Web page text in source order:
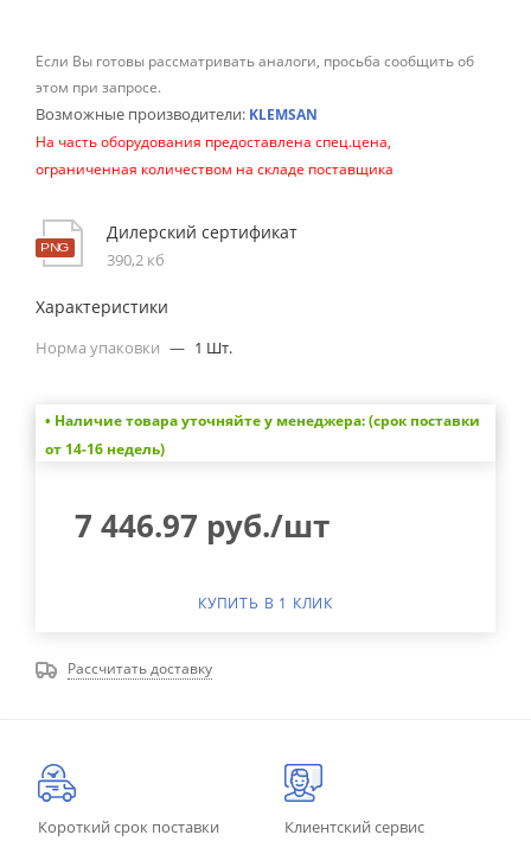
Если Вы готовы рассматривать аналоги, просьба сообщить об
этом при запросе.
Возможные производители: KLEMSAN
На часть оборудования предоставлена спец.цена,
ограниченная количеством на складе поставщика
Дилерский сертификат
390,2 кб
Характеристики
Норма упаковки — 1 Шт.
• Наличие товара уточняйте у менеджера: (срок поставки
от 14-16 недель)
7 446.97 руб./шт
КУПИТЬ В 1 КЛИК
Рассчитать доставку
Короткий срок поставки Клиентский сервис